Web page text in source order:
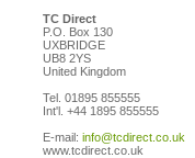
TC Direct
P.O. Box 130
UXBRIDGE
UB8 2YS
United Kingdom
Tel. 01895 855555
Int'l. +44 1895 855555
E-mail: info@tcdirect.co.uk
www.tcdirect.co.uk